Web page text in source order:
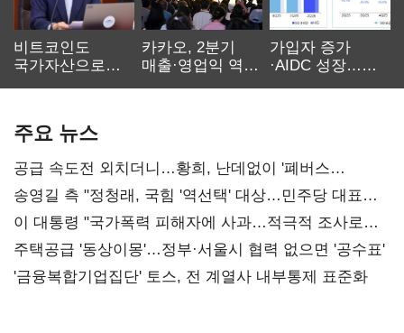
비트코인도
국가자산으로…'
카카오, 2분기
매출·영업익 역대
가입자 증가
·AIDC 성장…
주요 뉴스
공급 속도전 외치더니…황희, 난데없이 '폐버스
리모델링' 제안
송영길 측 "정청래, 국힘 '역선택' 대상…민주당 대표로
총선 지휘 못해"
이 대통령 "국가폭력 피해자에 사과…적극적 조사로
진실 밝혀야"
주택공급 '동상이몽'…정부·서울시 협력 없으면 '공수표'
'금융복합기업집단' 토스, 전 계열사 내부통제 표준화